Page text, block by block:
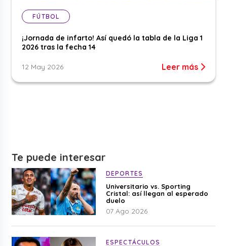
FÚTBOL
¡Jornada de infarto! Así quedó la tabla de la Liga 1
2026 tras la fecha 14
12 May 2026 Leer más
Te puede interesar
DEPORTES
Universitario vs. Sporting
Cristal: así llegan al esperado
duelo
07 Ago 2026
ESPECTÁCULOS